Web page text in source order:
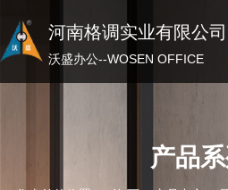
河南格调实业有限公司
沃盛办公——WOSEN OFFICE
河南格调实业有限公司
沃盛办公--WOSEN OFFICE
产品系